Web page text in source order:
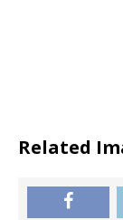
Related